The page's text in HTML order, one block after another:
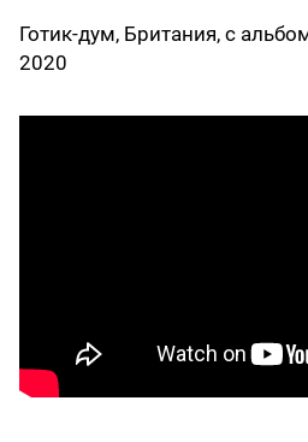
Готик-дум, Британия, с
2020